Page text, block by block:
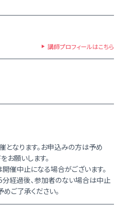
講師プロフィールはこちら
となります。お申込みの方は予め
お願いします。
催中止になる場合がございます。
経過後、参加者のない場合は中止
めご了承ください。